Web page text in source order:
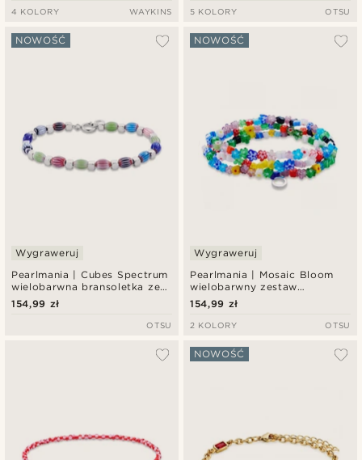
4 KOLORY WAYKINS 5 KOLORY OTSU
Pearlmania | Cubes Spectrum
wielobarwna bransoletka ze
szklanych koralików i stali
nierdzewnej
NOWOŚĆ
Wygraweruj
154,99 zł
OTSU
Pearlmania | Mosaic Bloom
wielobarwny zestaw
bransoletek ze szklanych
koralików
NOWOŚĆ
Wygraweruj
154,99 zł
2 KOLORY OTSU
NOWOŚĆ